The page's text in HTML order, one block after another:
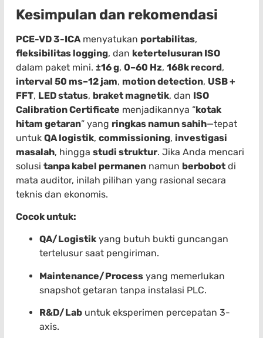
Kesimpulan dan rekomendasi
PCE-VD 3-ICA menyatukan portabilitas,
fleksibilitas logging, dan ketertelusuran ISO
dalam paket mini. ±16 g, 0–60 Hz, 168k record,
interval 50 ms–12 jam, motion detection, USB +
FFT, LED status, braket magnetik, dan ISO
Calibration Certificate menjadikannya “kotak
hitam getaran” yang ringkas namun sahih—tepat
untuk QA logistik, commissioning, investigasi
masalah, hingga studi struktur. Jika Anda mencari
solusi tanpa kabel permanen namun berbobot di
mata auditor, inilah pilihan yang rasional secara
teknis dan ekonomis.
Cocok untuk:
QA/Logistik yang butuh bukti guncangan
tertelusur saat pengiriman.
Maintenance/Process yang memerlukan
snapshot getaran tanpa instalasi PLC.
R&D/Lab untuk eksperimen percepatan 3-
axis.